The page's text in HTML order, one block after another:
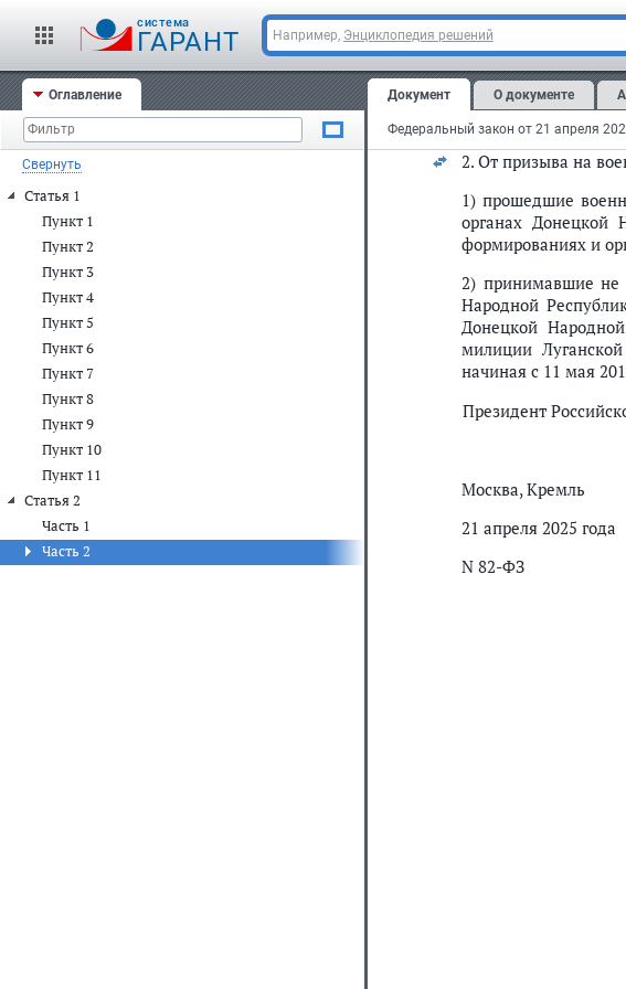
cистема
ГАРАНТ Например, Энциклопедия решений
Оглавление
Свернуть
Статья 1
Пункт 1
Пункт 2
Пункт 3
Пункт 4
Пункт 5
Пункт 6
Пункт 7
Пункт 8
Пункт 9
Пункт 10
Пункт 11
Статья 2
Часть 1
Часть 2
Документ О документе
б) граждане,
дня исключения из
Статья 2
1. Настоящий
2. От призыва на
1) прошедшие
органах Донецкой
формированиях и
2) принимавшие не
Народной
Донецкой
милиции
начиная с 11 мая
Президент
Москва, Кремль
21 апреля 2025 года
N 82-ФЗ